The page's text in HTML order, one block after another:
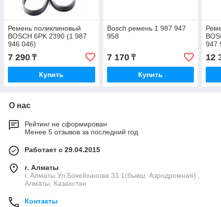
Ремень поликлиновый
BOSCH 6PK 2390 (1 987
946 046)
7 290 ₸
Купить
Bosch ремень 1 987 947
958
7 170₸
Купить
947
12
О нас
Рейтинг не сформирован
Менее 5 отзывов за последний год
Работает с 29.04.2015
г. Алматы
г. Алматы Ул.Бокейханова 33.1(бывш. Аэродромная) ,
Алматы, Казахстан
Контакты